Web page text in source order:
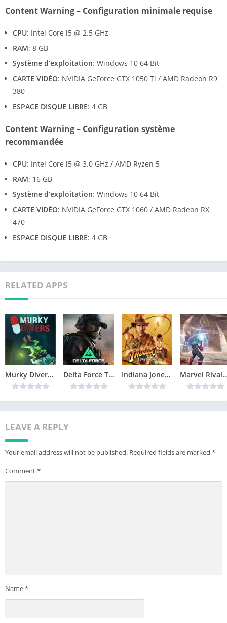
Content Warning – Configuration minimale requise
CPU: Intel Core i5 @ 2.5 GHz
RAM: 8 GB
Système d’exploitation: Windows 10 64 Bit
CARTE VIDÉO: NVIDIA GeForce GTX 1050 Ti / AMD Radeon R9
380
ESPACE DISQUE LIBRE: 4 GB
Content Warning – Configuration système
recommandée
CPU: Intel Core i5 @ 3.0 GHz / AMD Ryzen 5
RAM: 16 GB
Système d’exploitation: Windows 10 64 Bit
CARTE VIDÉO: NVIDIA GeForce GTX 1060 / AMD Radeon RX
470
ESPACE DISQUE LIBRE: 4 GB
RELATED APPS
Murky Divers Télécharger jeu PC Delta Force Télécharger jeu PC Indiana Jones and the Great Circle Télécharger jeu PC Marvel Rivals
LEAVE A REPLY
Your email address will not be published. Required fields are marked *
Comment*
Name*